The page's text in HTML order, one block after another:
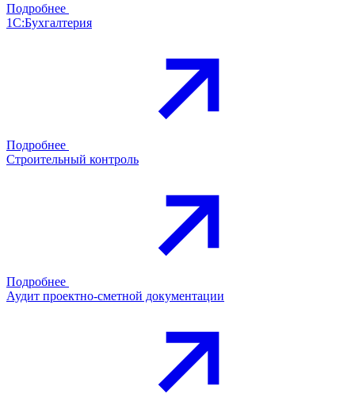
Подробнее
1С:Бухгалтерия
Подробнее
Строительный контроль
Подробнее
Аудит проектно-сметной документации